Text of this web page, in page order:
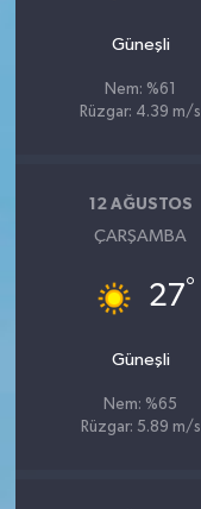
Güneşli
Nem: %61
Rüzgar: 4.39 m/s
12 AĞUSTOS
ÇARŞAMBA
27°
Güneşli
Nem: %65
Rüzgar: 5.89 m/s